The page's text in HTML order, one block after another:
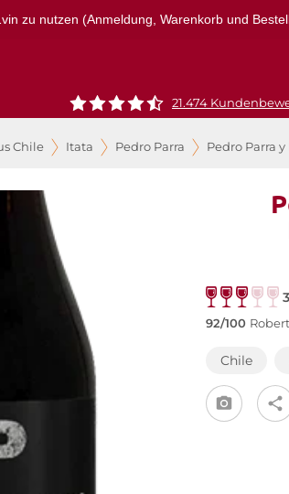
zu nutzen (Anmeldung, Warenkorb und
21.474
Chile Itata Pedro Parra Pedro Parra
92/100
Chile